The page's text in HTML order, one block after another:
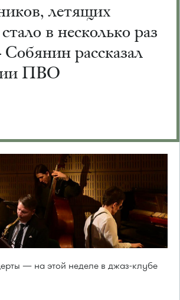
летящих
в несколько раз
рассказал
ПВО
— на этой неделе в джаз-клубе